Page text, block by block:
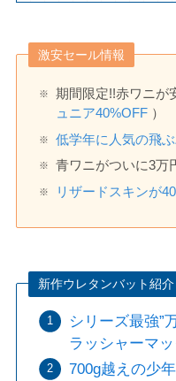
激安セール情報
期間限定!!赤ワニ
ュニア40%OFF ）
低学年に人気の飛
青ワニがついに3万
リザードスキンが
新作ウレタンバット紹介
シリーズ最強”
ラッシャーマッ
700g越えの少